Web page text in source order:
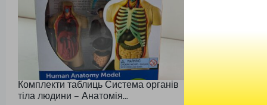
Комплекти таблиць Система органів
тіла людини – Анатомія...
Верхня та
Гігієна